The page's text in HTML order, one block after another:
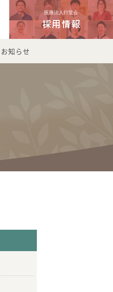
医療法人行堂会
採用情報
お知らせ